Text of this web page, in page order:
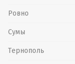
Ровно
Сумы
Тернополь